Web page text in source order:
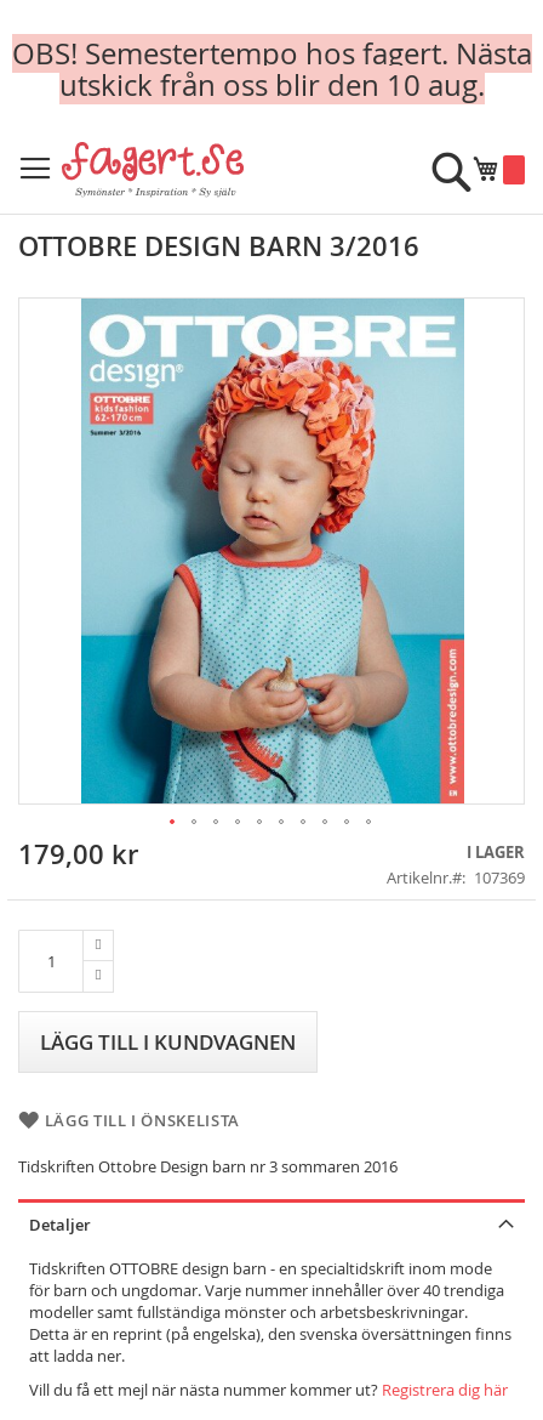
OBS! Semestertempo hos fagert. Nästa
utskick från oss blir den 10 aug.
to
Content
Min
Sök
OTTOBRE DESIGN BARN 3/2016
Skip
the
179,00 kr
I LAGER
Artikelnr.
107369
LÄGG TILL I KUNDVAGNEN
LÄGG TILL I ÖNSKELISTA
Tidskriften Ottobre Design barn nr 3 sommaren 2016
Detaljer
Tidskriften OTTOBRE design barn - en specialtidskrift inom mode
för barn och ungdomar. Varje nummer innehåller över 40 trendiga
modeller samt fullständiga mönster och arbetsbeskrivningar.
Detta är en reprint (på engelska), den svenska översättningen finns
att ladda ner.
Vill du få ett mejl när nästa nummer kommer ut? Registrera dig här